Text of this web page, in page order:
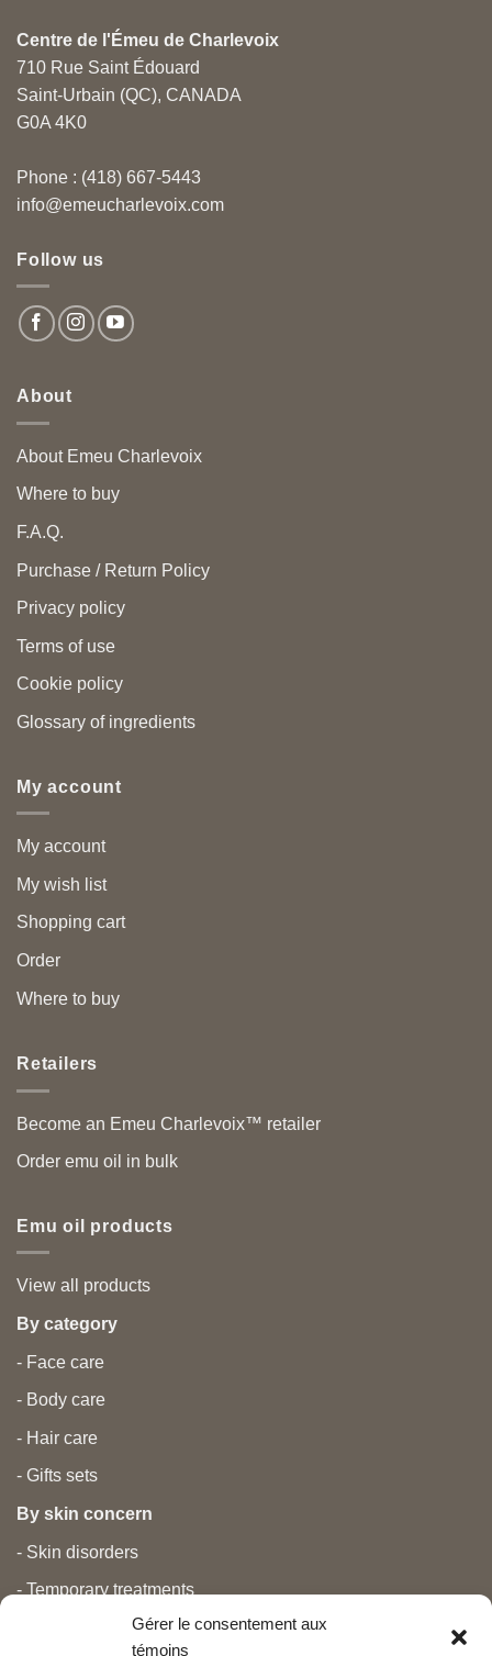
Gérer le consentement aux
témoins
Centre de l'Émeu de Charlevoix
710 Rue Saint Édouard
Saint-Urbain (QC), CANADA
G0A 4K0
Phone : (418) 667-5443
info@emeucharlevoix.com
Follow us
About
About Emeu Charlevoix
Where to buy
F.A.Q.
Purchase / Return Policy
Privacy policy
Terms of use
Cookie policy
Glossary of ingredients
My account
My account
My wish list
Shopping cart
Order
Where to buy
Retailers
Become an Emeu Charlevoix™ retailer
Order emu oil in bulk
Emu oil products
View all products
By category
- Face care
- Body care
- Hair care
- Gifts sets
By skin concern
- Skin disorders
- Temporary treatments